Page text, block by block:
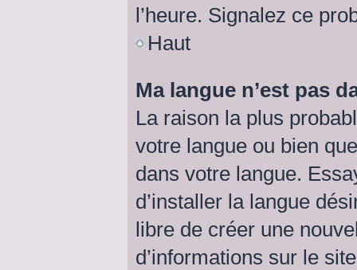
l’heure. Signalez ce
Haut
Ma langue n’est pas
La raison la plus
votre langue ou bien
dans votre langue.
d’installer la langue
libre de créer une
d’informations sur le